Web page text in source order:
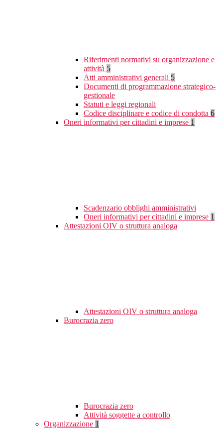
Riferimenti normativi su organizzazione e
attività 5
Atti amministrativi generali 5
Documenti di programmazione strategico-
gestionale
Statuti e leggi regionali
Codice disciplinare e codice di condotta 6
Oneri informativi per cittadini e imprese 1
Scadenzario obblighi amministrativi
Oneri informativi per cittadini e imprese 1
Attestazioni OIV o struttura analoga
Attestazioni OIV o struttura analoga
Burocrazia zero
Burocrazia zero
Attività soggette a controllo
Organizzazione 1